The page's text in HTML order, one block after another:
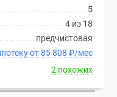
5
4 из 18
предчистовая
В ипотеку от 85 808 ₽/мес
2 похожих